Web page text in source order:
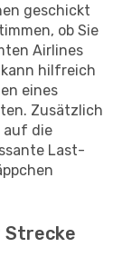
geschickt
ob Sie
Airlines
hilfreich
eines
Zusätzlich
auf die
Last-
Strecke